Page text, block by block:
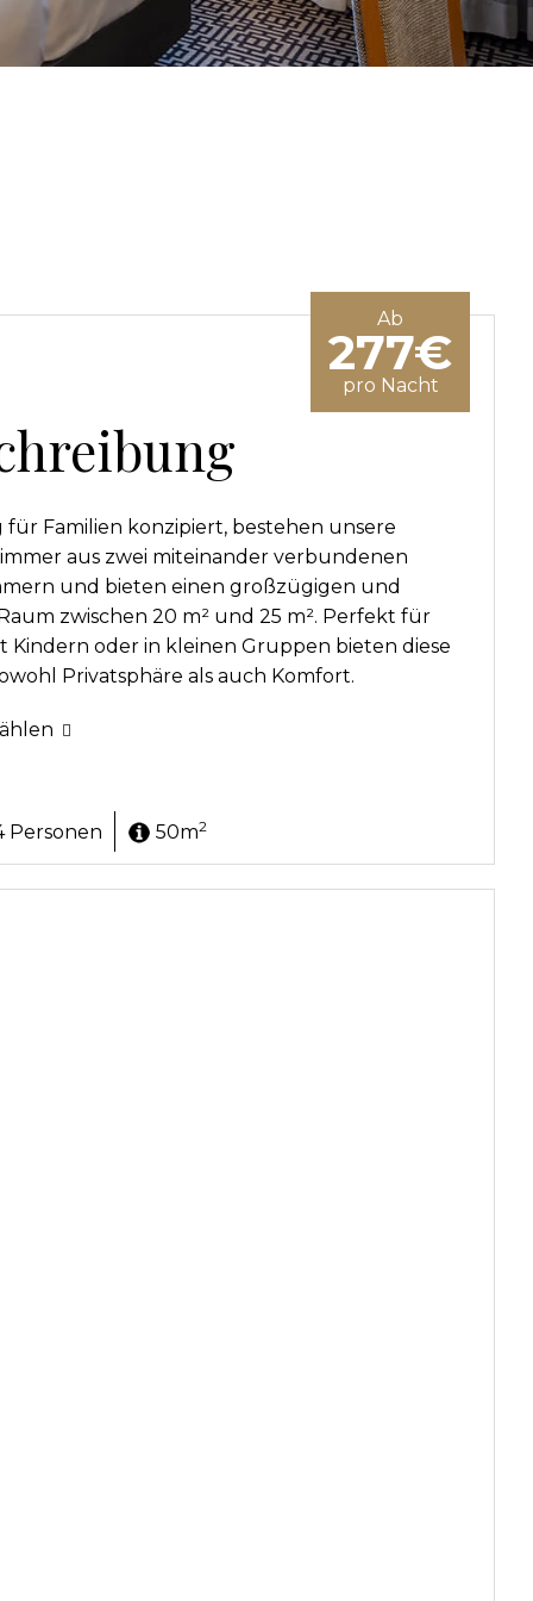
Personen 50m2
Ab
277€
pro Nacht
für Familien konzipiert, bestehen unsere
aus zwei miteinander verbundenen
und bieten einen großzügigen und
zwischen 20 m² und 25 m². Perfekt für
Kindern oder in kleinen Gruppen bieten diese
Privatsphäre als auch Komfort.